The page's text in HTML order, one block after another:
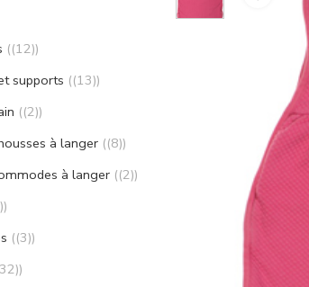
(12)
supports (13)
(2)
à langer (8)
à langer (2)
(3)